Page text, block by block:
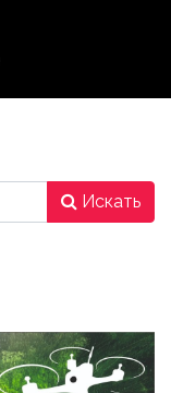
Искать